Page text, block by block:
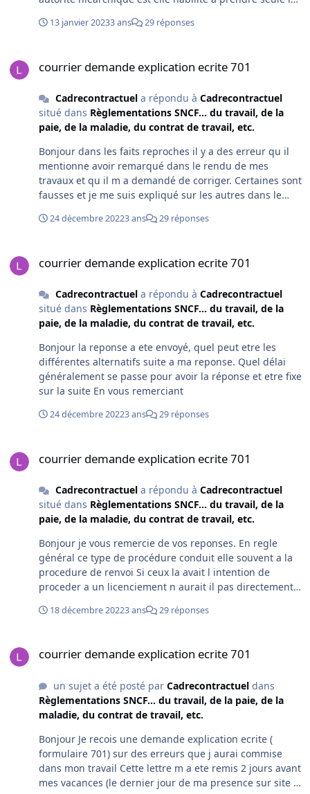
ans. J ai cru lire que cela devais passe par une
13 janvier 20233 ans 29 réponses
courrier demande explication ecrite 701
Cadrecontractuela répondu à Cadrecontractuel
situé dans Règlementations SNCF... du travail, de la
paie, de la maladie, du contrat de travail, etc.
Bonjour dans les faits reproches il y a des erreur qu il
mentionne avoir remarqué dans le rendu de mes
travaux et qu il m a demandé de corriger. Certaines sont
fausses et je me suis expliqué sur les autres dans le
remerciant
24 décembre 20223 ans 29 réponses
courrier demande explication ecrite 701
Cadrecontractuela répondu à Cadrecontractuel
situé dans Règlementations SNCF... du travail, de la
paie, de la maladie, du contrat de travail, etc.
Bonjour la reponse a ete envoyé, quel peut etre les
différentes alternatifs suite a ma reponse. Quel délai
généralement se passe pour avoir la réponse et etre fixe
sur la suite En vous remerciant
24 décembre 20223 ans 29 réponses
courrier demande explication ecrite 701
Cadrecontractuela répondu à Cadrecontractuel
situé dans Règlementations SNCF... du travail, de la
paie, de la maladie, du contrat de travail, etc.
Bonjour je vous remercie de vos reponses. En regle
général ce type de procédure conduit elle souvent a la
procedure de renvoi Si ceux la avait l intention de
proceder a un licenciement n aurait il pas directement
préalable En vous remerciant
18 décembre 20223 ans 29 réponses
courrier demande explication ecrite 701
un sujet a été posté par Cadrecontractueldans
Règlementations SNCF... du travail, de la paie, de la
maladie, du contrat de travail, etc.
Bonjour Je recois une demande explication ecrite (
formulaire 701) sur des erreurs que j aurai commise
dans mon travail Cette lettre m a ete remis 2 jours avant
mes vacances (le dernier jour de ma presence sur site )